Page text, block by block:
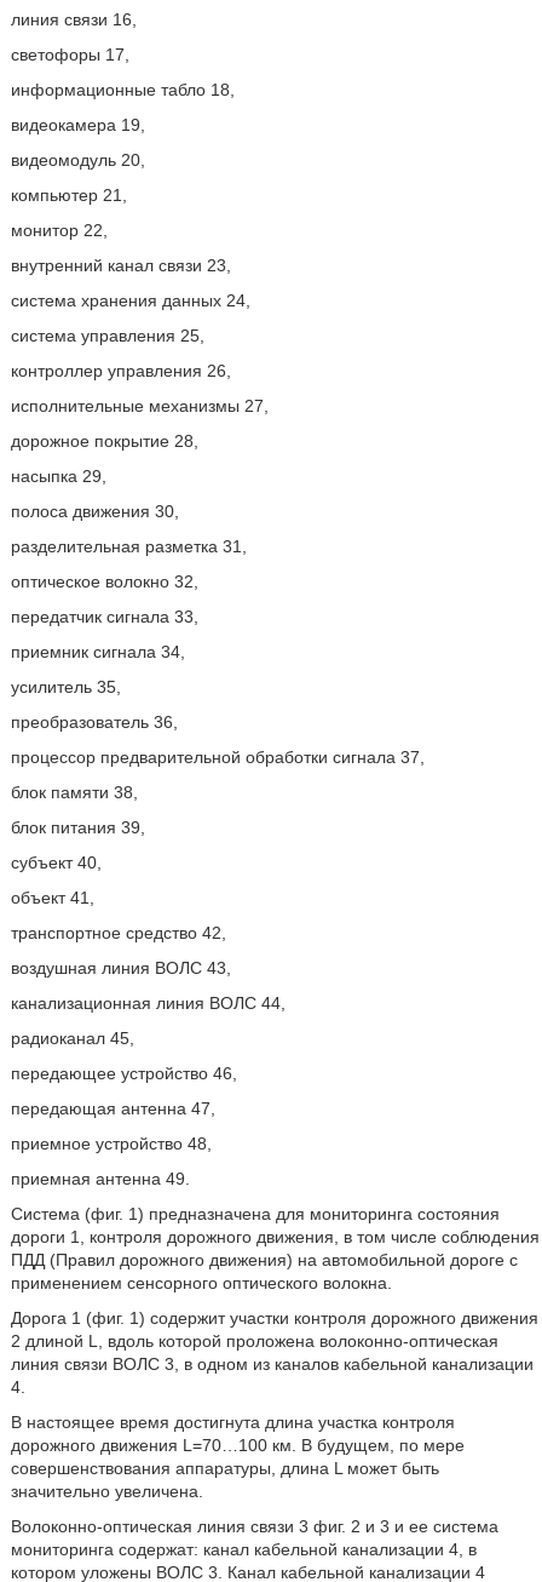
линия связи 16,
светофоры 17,
информационные табло 18,
видеокамера 19,
видеомодуль 20,
компьютер 21,
монитор 22,
внутренний канал связи 23,
система хранения данных 24,
система управления 25,
контроллер управления 26,
исполнительные механизмы 27,
дорожное покрытие 28,
насыпка 29,
полоса движения 30,
разделительная разметка 31,
оптическое волокно 32,
передатчик сигнала 33,
приемник сигнала 34,
усилитель 35,
преобразователь 36,
процессор предварительной обработки сигнала 37,
блок памяти 38,
блок питания 39,
субъект 40,
объект 41,
транспортное средство 42,
воздушная линия ВОЛС 43,
канализационная линия ВОЛС 44,
радиоканал 45,
передающее устройство 46,
передающая антенна 47,
приемное устройство 48,
приемная антенна 49.
Система (фиг. 1) предназначена для мониторинга состояния
дороги 1, контроля дорожного движения, в том числе соблюдения
ПДД (Правил дорожного движения) на автомобильной дороге с
применением сенсорного оптического волокна.
Дорога 1 (фиг. 1) содержит участки контроля дорожного движения
2 длиной L, вдоль которой проложена волоконно-оптическая
линия связи ВОЛС 3, в одном из каналов кабельной канализации
4.
В настоящее время достигнута длина участка контроля
дорожного движения L=70…100 км. В будущем, по мере
совершенствования аппаратуры, длина L может быть
значительно увеличена.
Волоконно-оптическая линия связи 3 фиг. 2 и 3 и ее система
мониторинга содержат: канал кабельной канализации 4, в
котором уложены ВОЛС 3. Канал кабельной канализации 4